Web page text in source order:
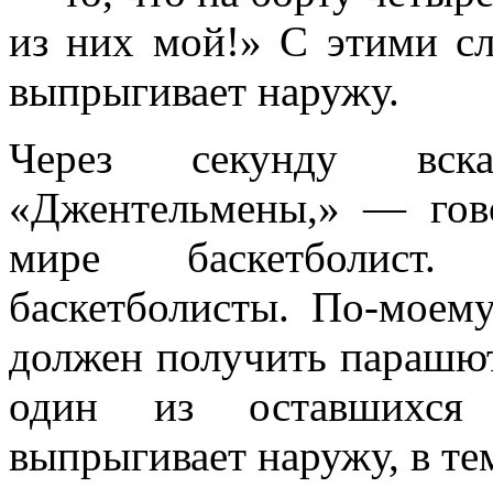
из них мой!» С этими
выпрыгивает наружу.
Через секунду
«Джентельмены,» —
мире
баскетболисты. По-
должен получить
один из
выпрыгивает наружу, в